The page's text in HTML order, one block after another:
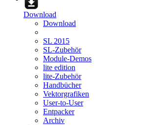
Download
Download
SL 2015
SL-Zubehör
Module-Demos
lite edition
lite-Zubehör
Handbücher
Vektorgrafiken
User-to-User
Entpacker
Archiv